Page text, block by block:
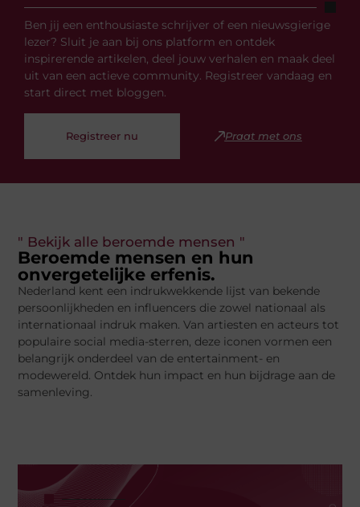
Ben jij een enthousiaste schrijver of een nieuwsgierige
lezer? Sluit je aan bij ons platform en ontdek
inspirerende artikelen, deel jouw verhalen en maak deel
uit van een actieve community. Registreer vandaag en
start direct met bloggen.
Registreer nu Praat met ons
" Bekijk alle beroemde mensen "
Beroemde mensen en hun
onvergetelijke erfenis.
Nederland kent een indrukwekkende lijst van bekende
persoonlijkheden en influencers die zowel nationaal als
internationaal indruk maken. Van artiesten en acteurs tot
populaire social media-sterren, deze iconen vormen een
belangrijk onderdeel van de entertainment- en
modewereld. Ontdek hun impact en hun bijdrage aan de
samenleving.